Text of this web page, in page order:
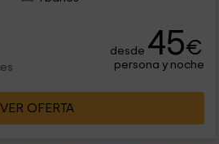
desde 45€
persona y noche
VER OFERTA